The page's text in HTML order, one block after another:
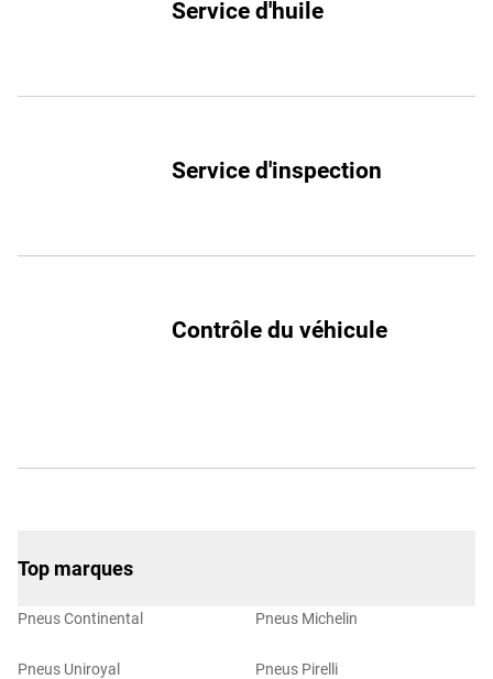
Service d'huile
Service d'inspection
Contrôle du véhicule
Top marques
Pneus Continental
Pneus Uniroyal
Pneus Michelin
Pneus Pirelli